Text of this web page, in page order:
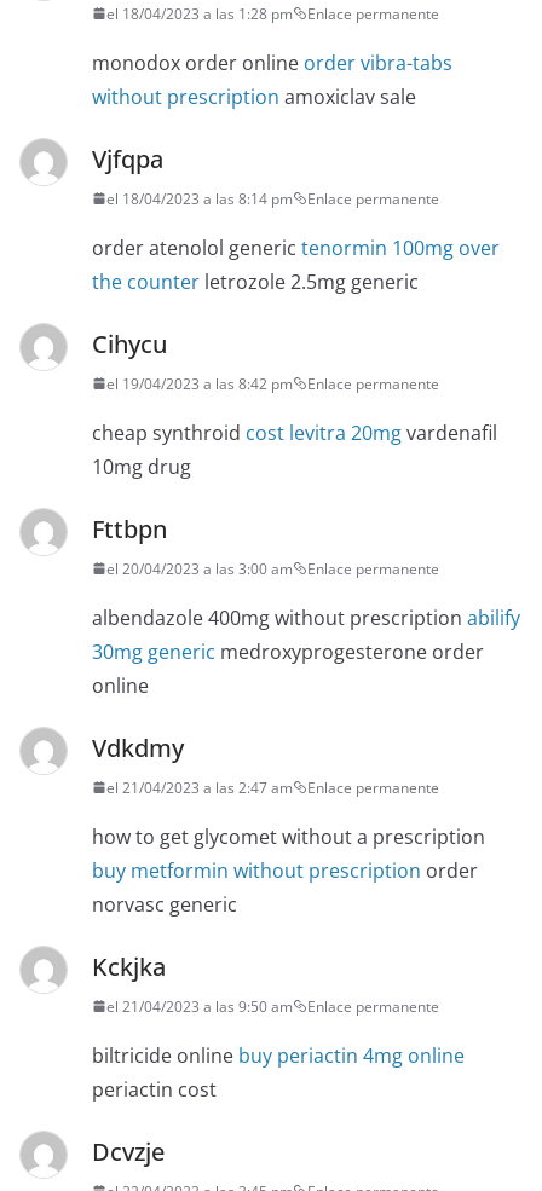
el 18/04/2023 a las 1:28 pm Enlace permanente
monodox order online order vibra-tabs
without prescription amoxiclav sale
Vjfqpa
el 18/04/2023 a las 8:14 pm Enlace permanente
order atenolol generic tenormin 100mg over
the counter letrozole 2.5mg generic
Cihycu
el 19/04/2023 a las 8:42 pm Enlace permanente
cheap synthroid cost levitra 20mgvardenafil
10mg drug
Fttbpn
el 20/04/2023 a las 3:00 am Enlace permanente
albendazole 400mg without prescription abilify
30mg generic medroxyprogesterone order
online
Vdkdmy
el 21/04/2023 a las 2:47 am Enlace permanente
how to get glycomet without a prescription
buy metformin without prescription order
norvasc generic
Kckjka
el 21/04/2023 a las 9:50 am Enlace permanente
biltricide online buy periactin 4mg online
periactin cost
Dcvzje